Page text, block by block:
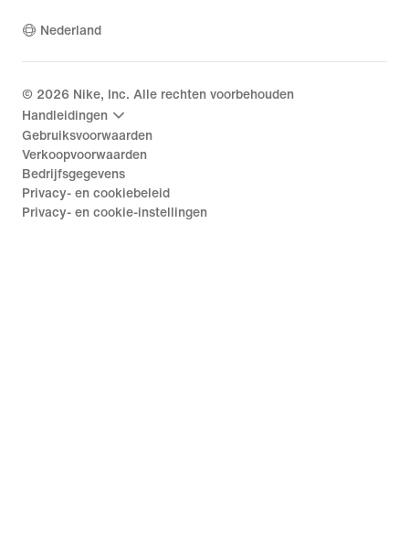
Nederland
© 2026 Nike, Inc. Alle rechten voorbehouden
Handleidingen
Gebruiksvoorwaarden
Verkoopvoorwaarden
Bedrijfsgegevens
Privacy- en cookiebeleid
Privacy- en cookie-instellingen